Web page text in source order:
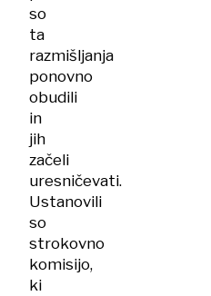
so
ta
razmišljanja
ponovno
obudili
in
jih
začeli
uresničevati.
Ustanovili
so
strokovno
komisijo,
ki